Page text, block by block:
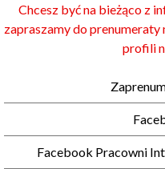
Chcesz być na bieżąco z
zapraszamy do
profili
Facebook Pracowni